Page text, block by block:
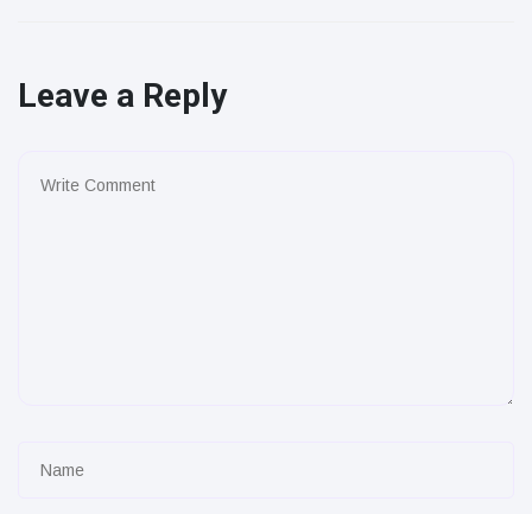
Leave a Reply